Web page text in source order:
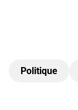
Politique